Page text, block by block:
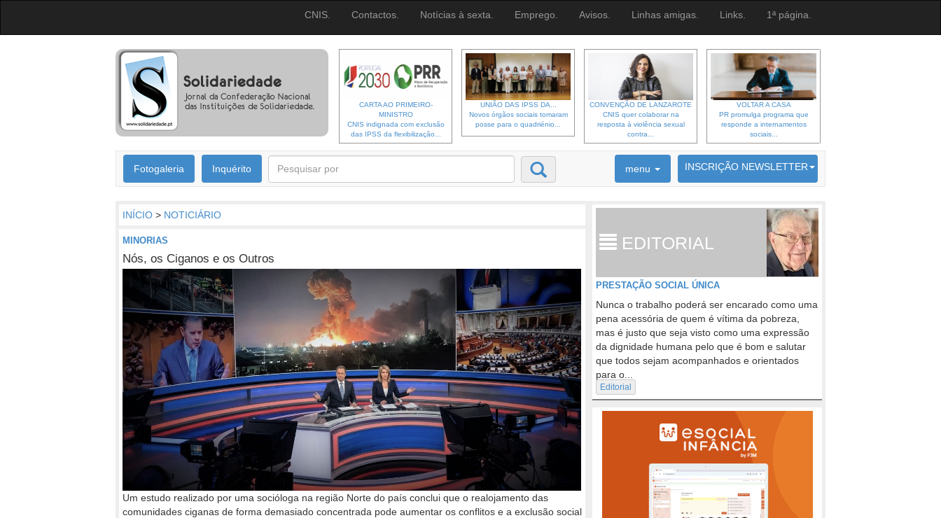
CNIS. Contactos. Notícias à sexta. Emprego. Avisos. Linhas amigas. Links. 1ª página.
CARTA AO PRIMEIRO-
MINISTRO
CNIS indignada com exclusão
das IPSS da flexibilização...
UNIÃO DAS IPSS DA...
Novos órgãos sociais tomaram
posse para o quadriénio...
CONVENÇÃO DE LANZAROTE
CNIS quer colaborar na
resposta à violência sexual
contra...
VOLTAR A CASA
PR promulga programa que
responde a internamentos
sociais...
Fotogaleria Inquérito menu INSCRIÇÃO NEWSLETTER
6692 membros inscritos
INÍCIO > NOTICIÁRIO
MINORIAS
Nós, os Ciganos e os Outros
Um estudo realizado por uma socióloga na região Norte do país conclui que o realojamento das
comunidades ciganas de forma demasiado concentrada pode aumentar os conflitos e a exclusão social
EDITORIAL
PRESTAÇÃO SOCIAL ÚNICA
Nunca o trabalho poderá ser encarado como uma
pena acessória de quem é vítima da pobreza,
mas é justo que seja visto como uma expressão
da dignidade humana pelo que é bom e salutar
que todos sejam acompanhados e orientados
para o...
Editorial